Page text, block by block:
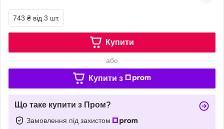
743 ₴ від 3 шт.
Купити
або
Купити з
Що таке купити з Пром?
Замовлення під захистом